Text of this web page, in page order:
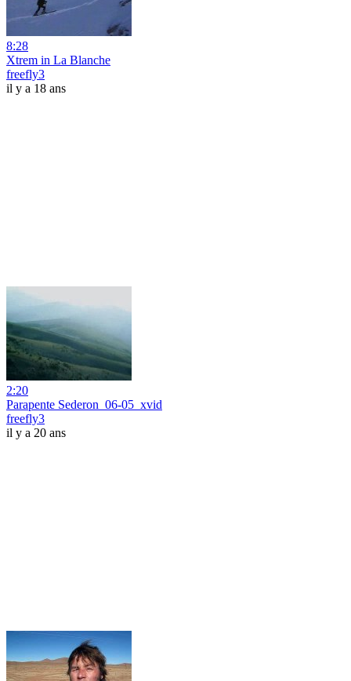
8:28
Xtrem in La Blanche
freefly3
il y a 18 ans
2:20
Parapente Sederon_06-05_xvid
freefly3
il y a 20 ans